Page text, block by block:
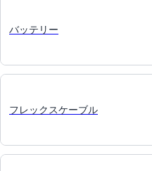
バッテリー
フレックスケーブル